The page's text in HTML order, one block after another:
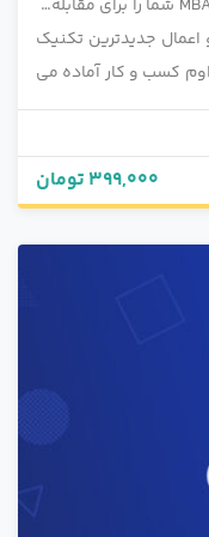
فراگیری دوره مدیریت اجرایی کسب و کار MBA شما را برای مقابله با
جدیدترین تکنیک
کسب و کار آماده می
399,000 تومان